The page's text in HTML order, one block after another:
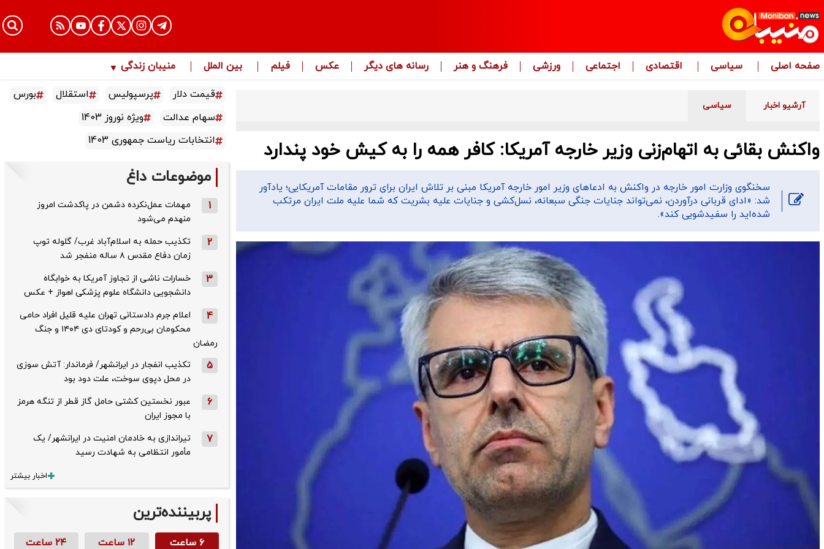
صفحه اصلی سیاسی اقتصادی اجتماعی ورزشی فرهنگ و هنر رسانه های دیگر عکس فیلم بین الملل منیبان زندگی
آرشیو اخبار سیاسی
واکنش بقائی به اتهام‌زنی وزیر خارجه آمریکا: کافر همه را به کیش خود پندارد
سخنگوی وزارت امور خارجه در واکنش به ادعاهای وزیر امور خارجه آمریکا مبنی بر تلاش ایران برای ترور مقامات آمریکایی؛ یادآور
شد: «ادای قربانی درآوردن، نمی‌تواند جنایات جنگی سبعانه، نسل‌کشی و جنایات علیه بشریت که شما علیه ملت ایران مرتکب
شده‌اید را سفیدشویی کند».
قیمت دلار پرسپولیس استقلال
بورس
سهام عدالت
ویژه نوروز 1403
انتخابات ریاست جمهوری 1403
موضوعات داغ
1
مهمات عمل‌نکرده دشمن در پاکدشت امروز
منهدم می‌شود
2
تکذیب حمله به اسلام‌آباد غرب/ گلوله توپ
زمان دفاع مقدس ۸ ساله منفجر شد
3
خسارات ناشی از تجاوز آمریکا به خوابگاه
دانشجویی دانشگاه علوم پزشکی اهواز + عکس
4
اعلام جرم دادستانی تهران علیه قلیل افراد حامی
محکومان بی‌رحم و کودتای دی‌ ۱۴۰۴ و جنگ
رمضان
5
تکذیب ‌انفجار در ایرانشهر/ فرماندار: آتش سوزی
در محل دپوی سوخت، علت دود بود
6
عبور نخستین کشتی حامل گاز قطر از تنگه هرمز
با مجوز ایران
7
تیراندازی به خادمان امنیت در ایرانشهر/ یک
مأمور انتظامی به شهادت رسید
اخبار بیشتر
پربیننده‌ترین
۶ ساعت ۱۲ ساعت ۲۴ ساعت